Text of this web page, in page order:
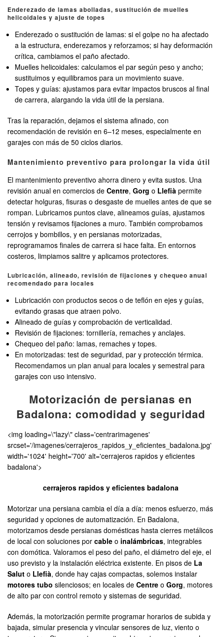
Enderezado de lamas abolladas, sustitución de muelles
helicoidales y ajuste de topes
Enderezado o sustitución de lamas: si el golpe no ha afectado
a la estructura, enderezamos y reforzamos; si hay deformación
crítica, cambiamos el paño afectado.
Muelles helicoidales: calculamos el par según peso y ancho;
sustituimos y equilibramos para un movimiento suave.
Topes y guías: ajustamos para evitar impactos bruscos al final
de carrera, alargando la vida útil de la persiana.
Tras la reparación, dejamos el sistema afinado, con
recomendación de revisión en 6–12 meses, especialmente en
garajes con más de 50 ciclos diarios.
Mantenimiento preventivo para prolongar la vida útil
El mantenimiento preventivo ahorra dinero y evita sustos. Una
revisión anual en comercios de Centre, Gorg o Llefià permite
detectar holguras, fisuras o desgaste de muelles antes de que se
rompan. Lubricamos puntos clave, alineamos guías, ajustamos
tensión y revisamos fijaciones a muro. También comprobamos
cerrojos y bombillos, y en persianas motorizadas,
reprogramamos finales de carrera si hace falta. En entornos
costeros, limpiamos salitre y aplicamos protectores.
Lubricación, alineado, revisión de fijaciones y chequeo anual
recomendado para locales
Lubricación con productos secos o de teflón en ejes y guías,
evitando grasas que atraen polvo.
Alineado de guías y comprobación de verticalidad.
Revisión de fijaciones: tornillería, remaches y anclajes.
Chequeo del paño: lamas, remaches y topes.
En motorizadas: test de seguridad, par y protección térmica.
Recomendamos un plan anual para locales y semestral para
garajes con uso intensivo.
Motorización de persianas en
Badalona: comodidad y seguridad
<img loading=\"lazy\" class='centrarimagenes'
srcset='/imagenes/cerrajeros_rapidos_y_eficientes_badalona.jpg'
width='1024' height='700' alt='cerrajeros rapidos y eficientes
badalona'>
cerrajeros rapidos y eficientes badalona
Motorizar una persiana cambia el día a día: menos esfuerzo, más
seguridad y opciones de automatización. En Badalona,
motorizamos desde persianas domésticas hasta cierres metálicos
de local con soluciones por cable o inalámbricas, integrables
con domótica. Valoramos el peso del paño, el diámetro del eje, el
uso previsto y la instalación eléctrica existente. En pisos de La
Salut o Llefià, donde hay cajas compactas, solemos instalar
motores tubo silenciosos; en locales de Centre o Gorg, motores
de alto par con control remoto y sistemas de seguridad.
Además, la motorización permite programar horarios de subida y
bajada, simular presencia y vincular sensores de luz, viento o